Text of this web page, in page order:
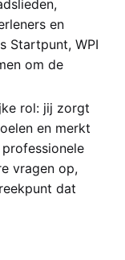
en
Startpunt, WPI
om de
rol: jij zorgt
en merkt
vragen op,
dat